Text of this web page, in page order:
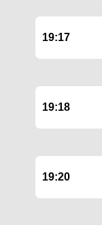
19:17
19:18
19:20